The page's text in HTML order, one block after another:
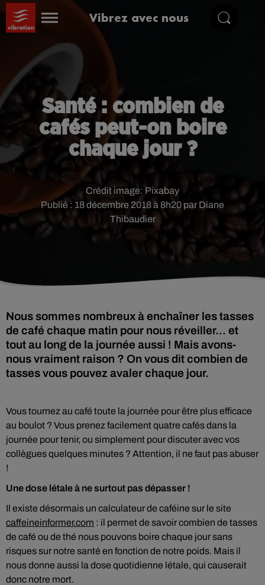
Vibrez avec nous
Santé : combien de
cafés peut-on boire
chaque jour ?
Publié : 18 décembre 2018 à 8h20 par Diane
Thibaudier
Crédit image: Pixabay
Nous sommes nombreux à enchaîner les tasses
de café chaque matin pour nous réveiller... et
tout au long de la journée aussi ! Mais avons-
nous vraiment raison ? On vous dit combien de
tasses vous pouvez avaler chaque jour.
Vous tournez au café toute la journée pour être plus efficace
au boulot ? Vous prenez facilement quatre cafés dans la
journée pour tenir, ou simplement pour discuter avec vos
collègues quelques minutes ? Attention, il ne faut pas abuser
!
Une dose létale à ne surtout pas dépasser !
Il existe désormais un calculateur de caféine sur le site
caffeineinformer.com : il permet de savoir combien de tasses
de café ou de thé nous pouvons boire chaque jour sans
risques sur notre santé en fonction de notre poids. Mais il
nous donne aussi la dose quotidienne létale, qui causerait
donc notre mort.